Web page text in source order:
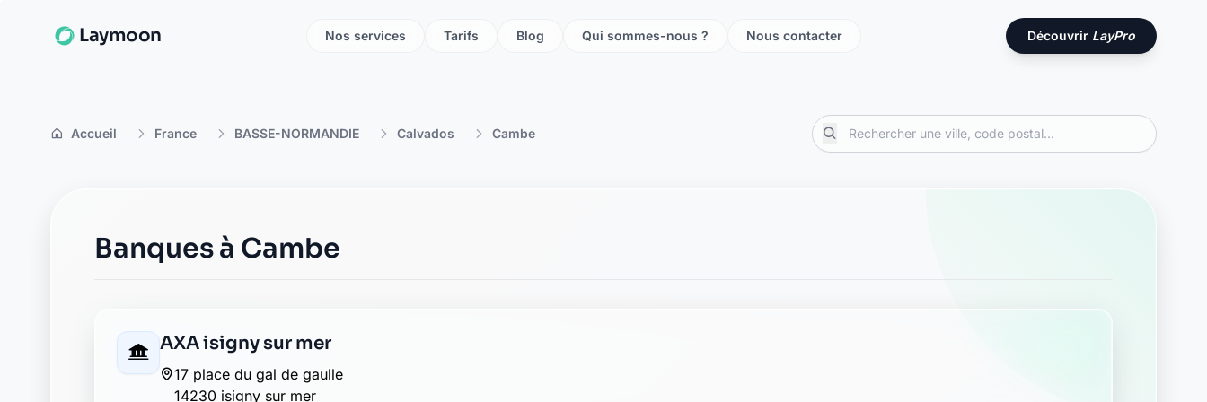
Laymoon Nos services Tarifs Blog Qui sommes-nous ? Nous contacter Découvrir LayPro
Accueil France BASSE-NORMANDIE Calvados Cambe
Banques à Cambe
AXA isigny sur mer
17 place du gal de gaulle
14230 isigny sur mer